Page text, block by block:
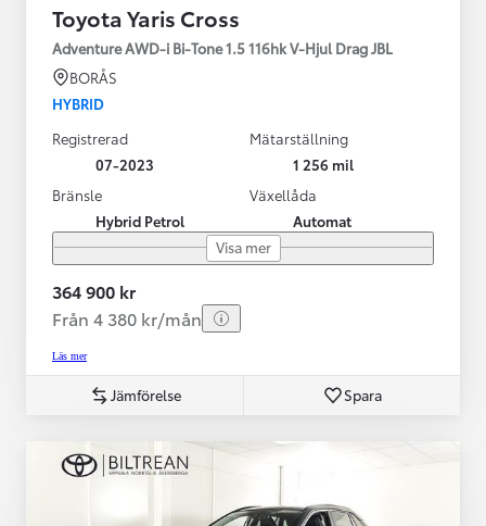
Toyota Yaris Cross
Adventure AWD-i Bi-Tone 1.5 116hk V-Hjul Drag JBL
BORÅS
HYBRID
Registrerad
07-2023
Mätarställning
1 256 mil
Bränsle
Hybrid Petrol
Växellåda
Automat
Visa mer
364 900 kr
Från 4 380 kr/mån
Läs mer
Jämförelse Spara